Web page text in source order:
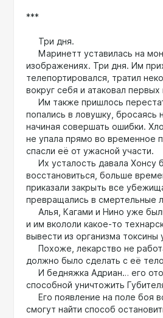
***
Три дня.
Маринетт уставилась на
изображениях. Три дня. Им
телепортировался, тратил
вокруг себя и атаковал
Им также пришлось
попались в ловушку, бросаясь
начиная совершать ошибки.
не упала прямо во временное
спасли её от ужасной участи.
Их усталость давала Хонсу
восстановиться, больше
приказали закрыть все
превращались в смертельные
Алья, Кагами и Нино уже
и им вкололи какое-то
вывести из организма токсины
Похоже, лекарство не
должно было сделать с её
И бедняжка Адриан… его
способной уничтожить
Его появление на поле боя
смогут найти способ